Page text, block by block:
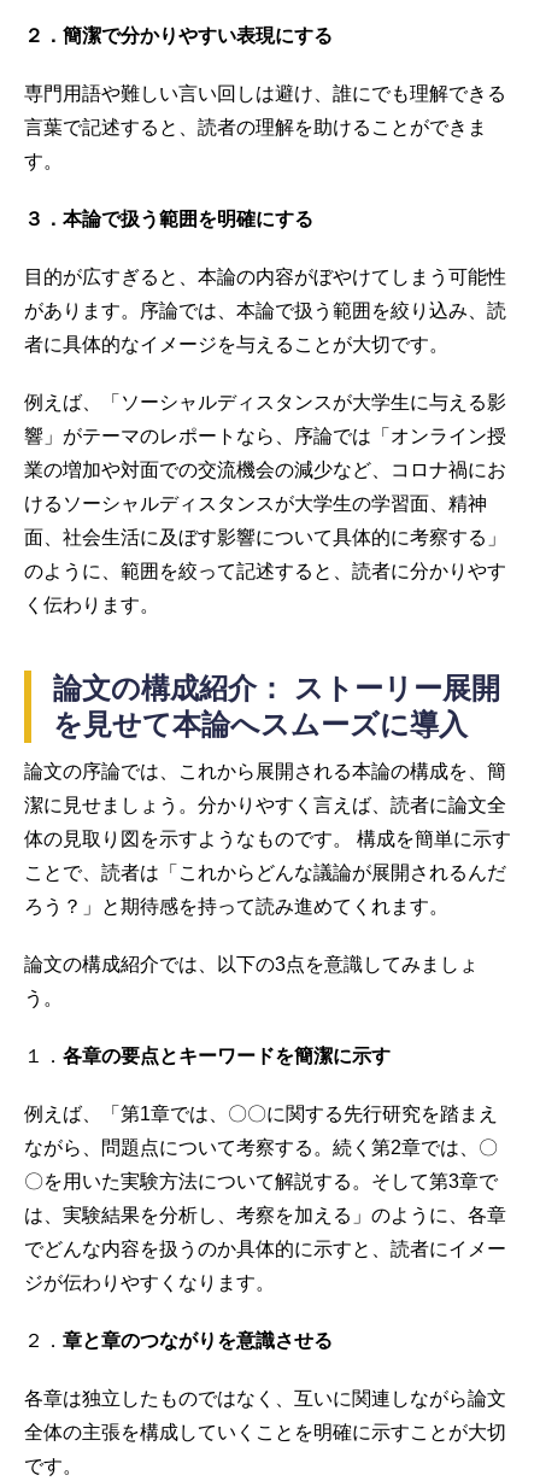
２．簡潔で分かりやすい表現にする
専門用語や難しい言い回しは避け、誰にでも理解できる
言葉で記述すると、読者の理解を助けることができま
す。
３．本論で扱う範囲を明確にする
目的が広すぎると、本論の内容がぼやけてしまう可能性
があります。序論では、本論で扱う範囲を絞り込み、読
者に具体的なイメージを与えることが大切です。
例えば、「ソーシャルディスタンスが大学生に与える影
響」がテーマのレポートなら、序論では「オンライン授
業の増加や対面での交流機会の減少など、コロナ禍にお
けるソーシャルディスタンスが大学生の学習面、精神
面、社会生活に及ぼす影響について具体的に考察する」
のように、範囲を絞って記述すると、読者に分かりやす
く伝わります。
論文の構成紹介： ストーリー展開
を見せて本論へスムーズに導入
論文の序論では、これから展開される本論の構成を、簡
潔に見せましょう。分かりやすく言えば、読者に論文全
体の見取り図を示すようなものです。 構成を簡単に示す
ことで、読者は「これからどんな議論が展開されるんだ
ろう？」と期待感を持って読み進めてくれます。
論文の構成紹介では、以下の3点を意識してみましょ
う。
１． 各章の要点とキーワードを簡潔に示す
例えば、「第1章では、〇〇に関する先行研究を踏まえ
ながら、問題点について考察する。続く第2章では、〇
〇を用いた実験方法について解説する。そして第3章で
は、実験結果を分析し、考察を加える」のように、各章
でどんな内容を扱うのか具体的に示すと、読者にイメー
ジが伝わりやすくなります。
２． 章と章のつながりを意識させる
各章は独立したものではなく、互いに関連しながら論文
全体の主張を構成していくことを明確に示すことが大切
です。